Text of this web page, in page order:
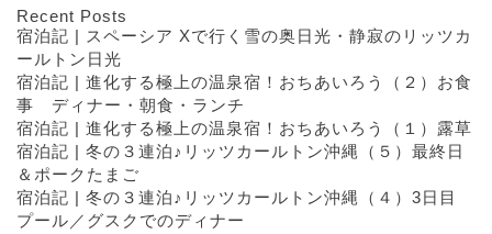
Recent Posts
宿泊記 | スペーシア Xで行く雪の奥日光・静寂のリッツカ
ールトン日光
宿泊記 | 進化する極上の温泉宿！おちあいろう（２）お食
事 ディナー・朝食・ランチ
宿泊記 | 進化する極上の温泉宿！おちあいろう（１）露草
宿泊記 | 冬の３連泊♪リッツカールトン沖縄（５）最終日
＆ポークたまご
宿泊記 | 冬の３連泊♪リッツカールトン沖縄（４）3日目
プール／グスクでのディナー